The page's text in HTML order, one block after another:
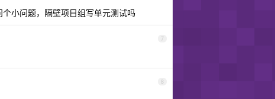
小问题，隔壁项目组写单元测试吗
7
8